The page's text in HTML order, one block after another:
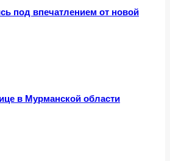
под впечатлением от новой
в Мурманской области